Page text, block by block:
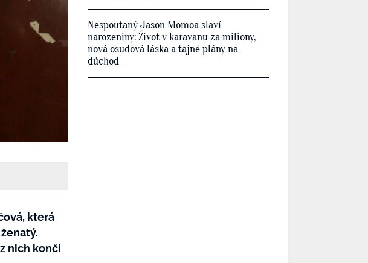
která
nich končí
Nespoutaný Jason Momoa slaví
narozeniny: Život v karavanu za miliony,
nová osudová láska a tajné plány na
důchod